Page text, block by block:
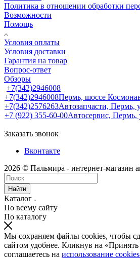
Политика в отношении обработки
Возможности
Помощь
Условия оплаты
Условия доставки
Гарантия на товар
Вопрос-ответ
Обзоры
+7(342)2946008
+7(342)2946008Пермь, шоссе
+7(342)2576263Автозапчасти, Пермь,
+7 (922) 355-60-00Автосервис, Пермь,
Заказать звонок
Вконтакте
2026 © Пальмира - интернет-магазин
Найти
Каталог
По всему сайту
По каталогу
Мы сохраняем файлы cookies, чтобы
сайтом удобнее. Кликнув на
соглашаетесь на использование